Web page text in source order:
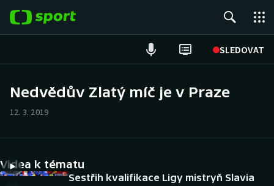
SLEDOVAT
Hokej
Tenis
Atletika
Nedvědův Zlatý míč je v Praze
12. 3. 2019
Videa k tématu
Sestřih kvalifikace Ligy mistryň Slavia